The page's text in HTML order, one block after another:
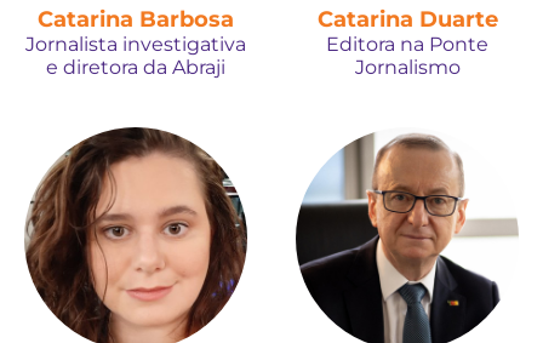
Catarina Barbosa
Jornalista investigativa
e diretora da Abraji
Catarina Duarte
Editora na Ponte
Jornalismo